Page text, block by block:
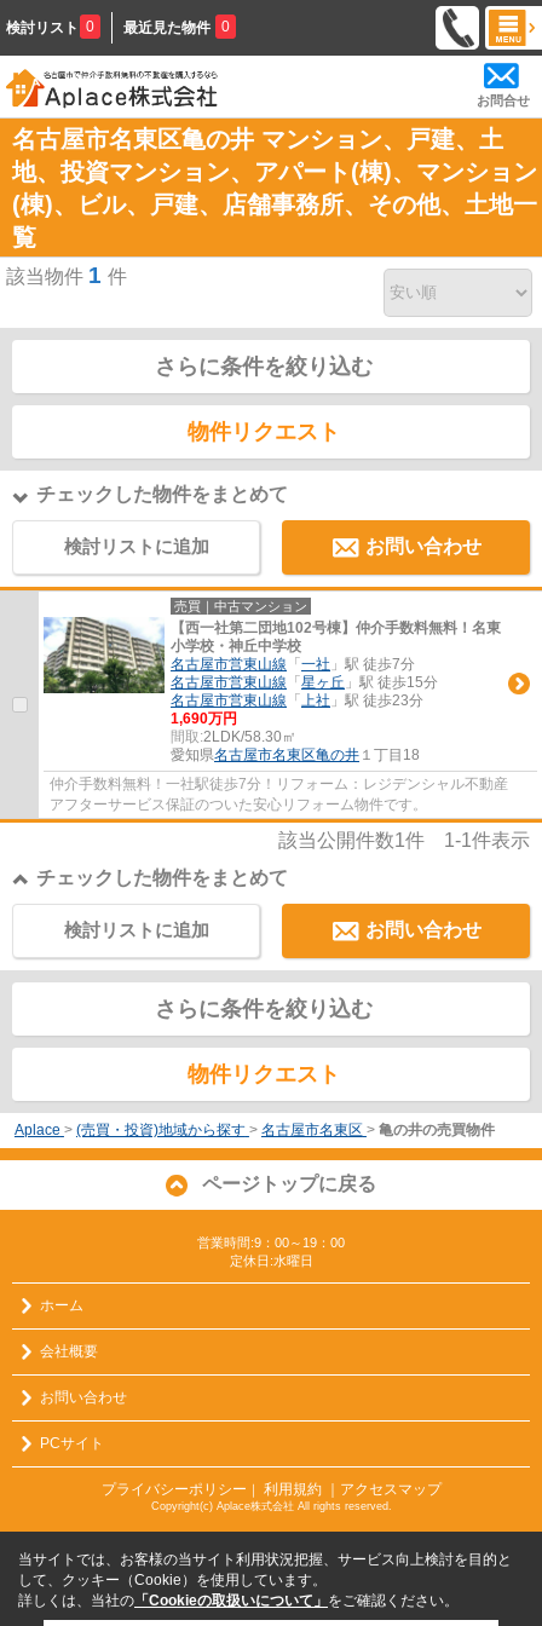
検討リスト 0 最近見た物件 0
お問合せ
名古屋市名東区亀の井 マンション、戸建、土
地、投資マンション、アパート(棟)、マンション
(棟)、ビル、戸建、店舗事務所、その他、土地一
覧
該当物件 1 件
さらに条件を絞り込む
物件リクエスト
チェックした物件をまとめて
検討リストに追加 お問い合わせ
売買｜中古マンション
【西一社第二団地102号棟】仲介手数料無料！名東
小学校・神丘中学校
名古屋市営東山線 「 一社 」駅 徒歩7分
名古屋市営東山線 「 星ヶ丘 」駅 徒歩15分
名古屋市営東山線 「 上社 」駅 徒歩23分
1,690万円
間取:2LDK/58.30㎡
愛知県名古屋市名東区亀の井 １丁目18
仲介手数料無料！一社駅徒歩7分！リフォーム：レジデンシャル不動産
アフターサービス保証のついた安心リフォーム物件です。
該当公開件数1件 1-1件表示
チェックした物件をまとめて
お問い合わせ
検討リストに追加
さらに条件を絞り込む
物件リクエスト
Aplace > (売買・投資)地域から探す > 名古屋市名東区 > 亀の井の売買物件
ページトップに戻る
営業時間:9：00～19：00
定休日:水曜日
ホーム
会社概要
お問い合わせ
PCサイト
プライバシーポリシー ｜ 利用規約 ｜アクセスマップ
Copyright(c) Aplace株式会社 All rights reserved.
当サイトでは、お客様の当サイト利用状況把握、サービス向上検討を目的と
して、クッキー（Cookie）を使用しています。
詳しくは、当社の 「Cookieの取扱いについて」 をご確認ください。